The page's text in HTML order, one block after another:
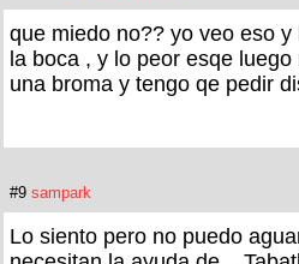
que miedo no?? yo veo eso
la boca , y lo peor esqe
una broma y tengo qe pedir
#9 sampark
Lo siento pero no puedo